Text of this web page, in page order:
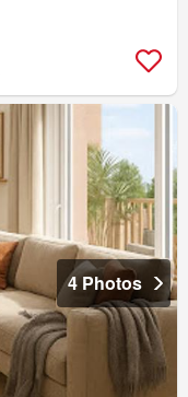
4 Photos